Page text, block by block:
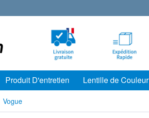
Produit D'entretien Lentille de Couleur
Vogue